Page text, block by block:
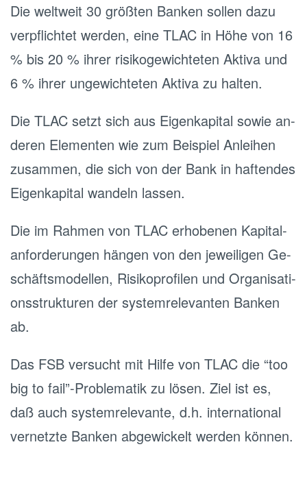
Die welt­weit 30 grö­ß­ten Ban­ken sollen dazu
ver­pflich­tet wer­den, eine TLAC in Höhe von 16
% bis 20 % ihrer ri­si­ko­ge­wich­te­ten Ak­ti­va und
6 % ihrer un­ge­wich­te­ten Ak­ti­va zu hal­ten.
Die TLAC setzt sich aus Ei­gen­ka­pi­tal sowie an­
de­ren Ele­men­ten wie zum Bei­spiel An­lei­hen
zu­sam­men, die sich von der Bank in haf­ten­des
Ei­gen­ka­pi­tal wan­deln las­sen.
Die im Rah­men von TLAC er­ho­be­nen Ka­pi­tal­
an­for­de­run­gen hängen von den je­wei­li­gen Ge­
schäfts­mo­del­len, Ri­si­ko­pro­fi­len und Or­ga­ni­sa­ti­
ons­struk­tu­ren der sys­tem­re­le­van­ten Ban­ken
ab.
Das FSB versucht mit Hilfe von TLAC die “too
big to fail”-Pro­ble­ma­tik zu lösen. Ziel ist es,
daß auch sys­tem­re­le­van­te, d.h. in­ter­na­tio­nal
ver­netz­te Ban­ken ab­ge­wi­ckelt wer­den kön­nen.